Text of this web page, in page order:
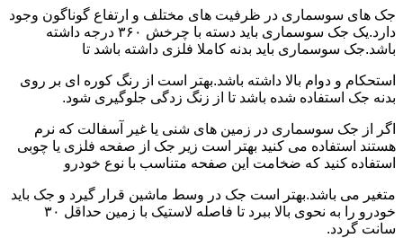
جک های سوسماری در ظرفیت های مختلف و ارتفاع گوناگون وجود
دارد.یک جک سوسماری باید دسته با چرخش ۳۶۰ درجه داشته
باشد.جک سوسماری باید بدنه کاملا فلزی داشته باشد تا
استحکام و دوام بالا داشته باشد.بهتر است از رنگ کوره ای بر روی
بدنه جک استفاده شده باشد تا از زنگ زدگی جلوگیری شود.
اگر از جک سوسماری در زمین های شنی یا غیر آسفالت که نرم
هستند استفاده می کنید بهتر است زیر جک از صفحه فلزی یا چوبی
استفاده کنید که ضخامت این صفحه متناسب با نوع خودرو
متغیر می باشد.بهتر است جک در وسط ماشین قرار گیرد و جک باید
خودرو را به نحوی بالا ببرد تا فاصله لاستیک با زمین حداقل ۳۰
سانت گردد.